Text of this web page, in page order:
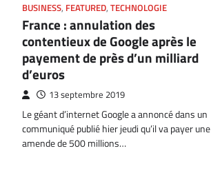
BUSINESS, FEATURED, TECHNOLOGIE
France : annulation des
contentieux de Google après le
payement de près d’un milliard
d’euros
13 septembre 2019
Le géant d’internet Google a annoncé dans un
communiqué publié hier jeudi qu’il va payer une
amende de 500 millions…